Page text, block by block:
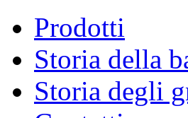
Prodotti
Storia della
Storia degli